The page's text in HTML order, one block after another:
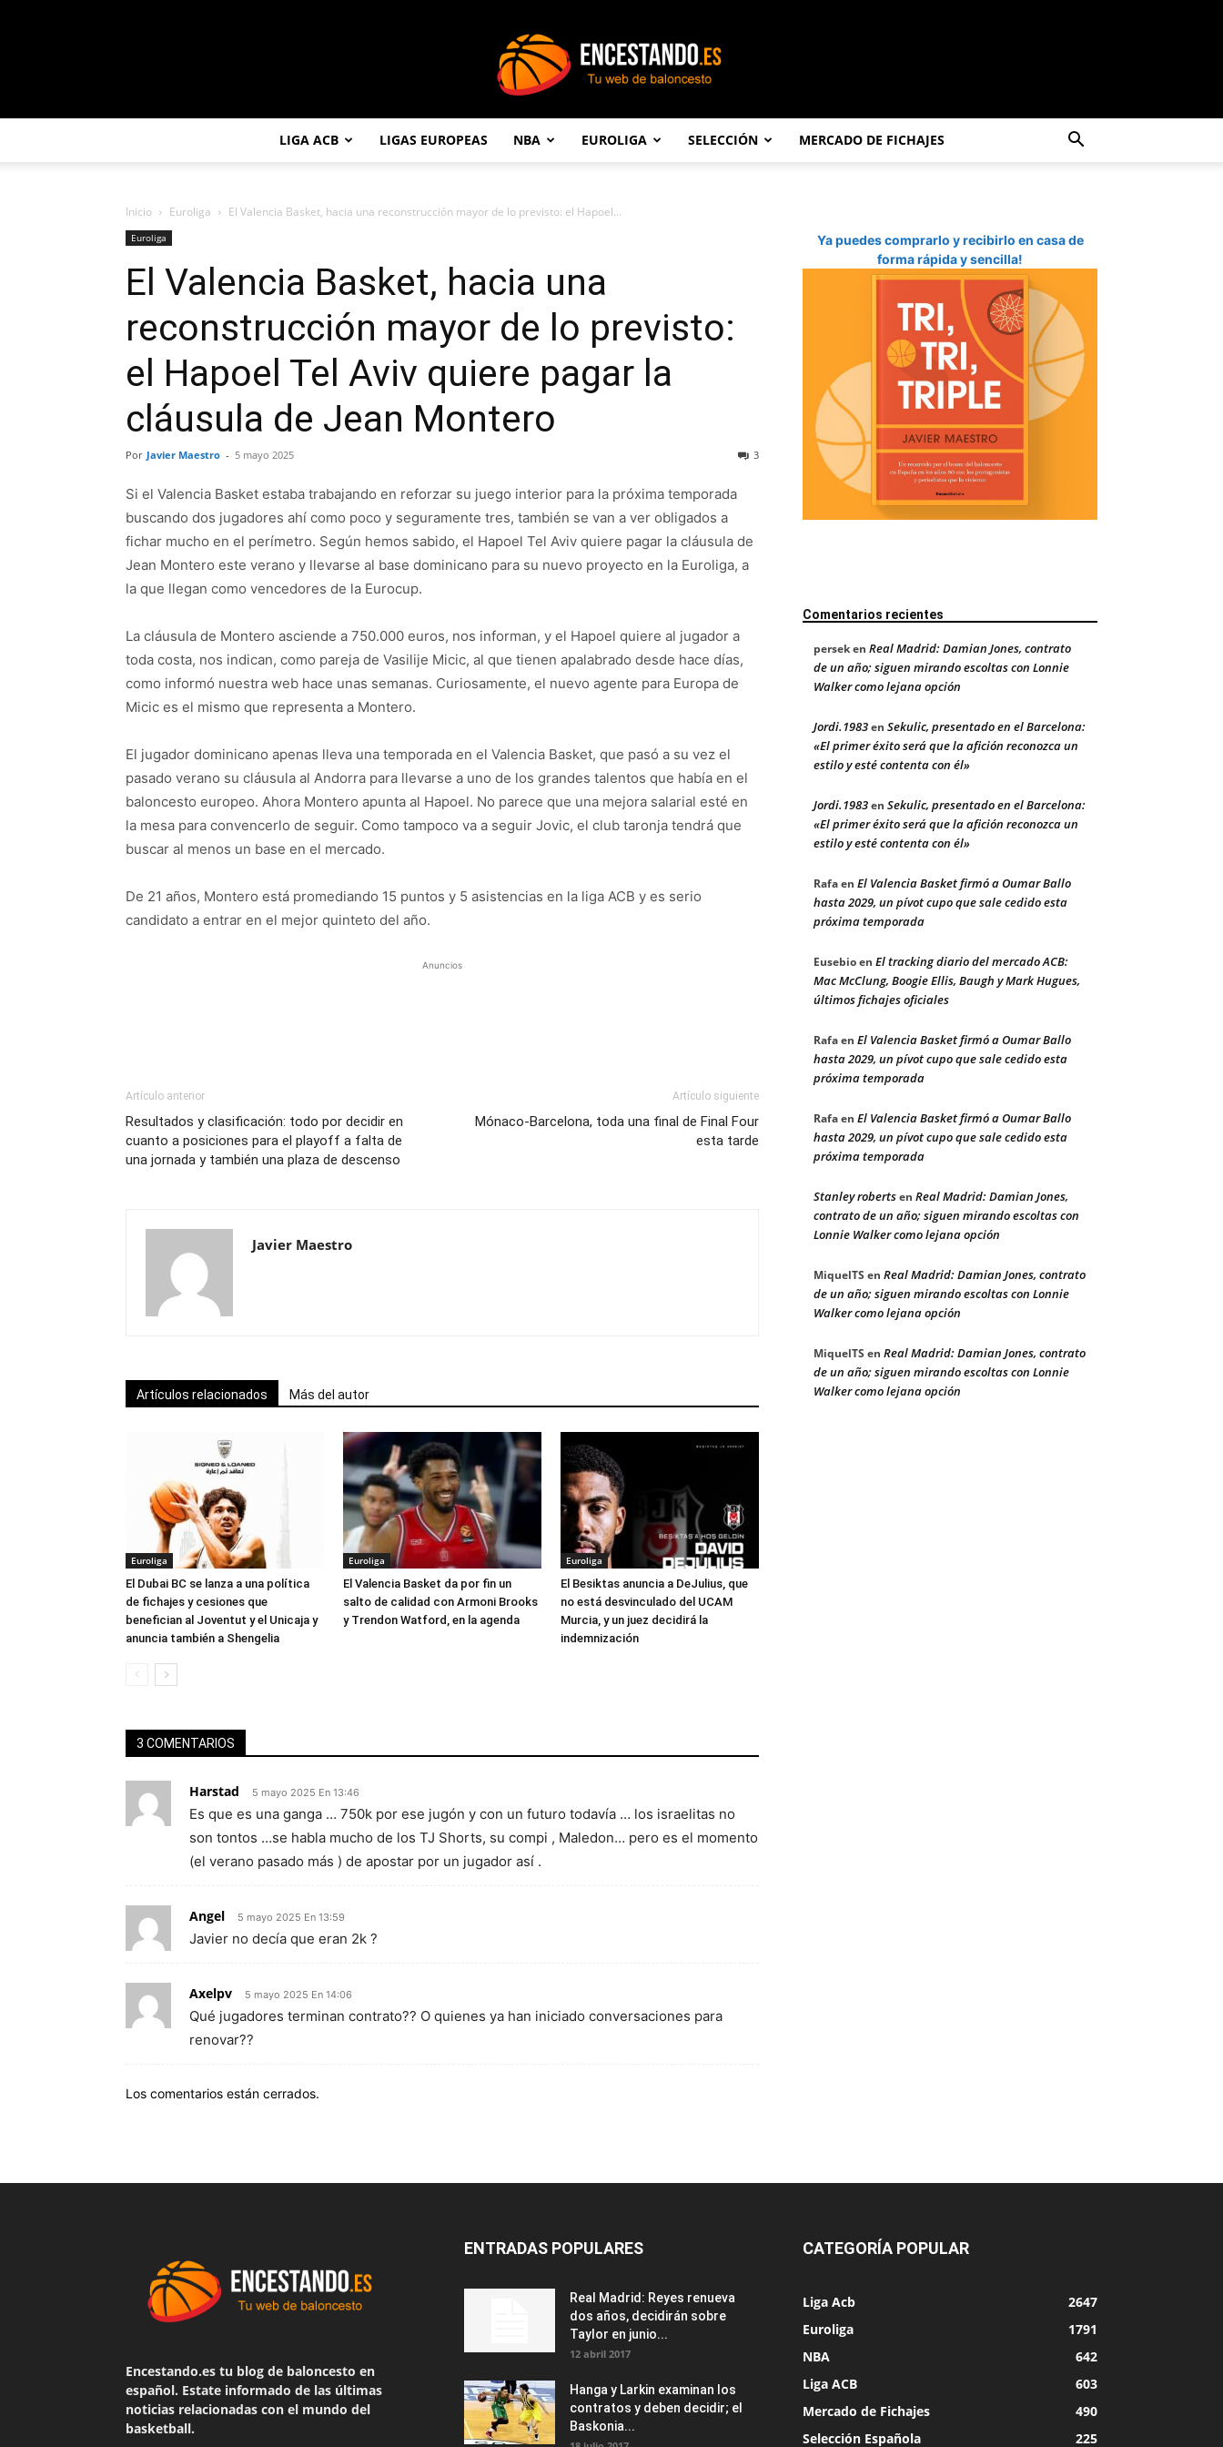
LIGA ACB LIGAS EUROPEAS NBA EUROLIGA SELECCIÓN MERCADO DE FICHAJES
Inicio Euroliga El Valencia Basket, hacia una reconstrucción mayor de lo previsto: el Hapoel...
Euroliga
El Valencia Basket, hacia una
reconstrucción mayor de lo previsto:
el Hapoel Tel Aviv quiere pagar la
cláusula de Jean Montero
Por Javier Maestro - 5 mayo 2025 3
Si el Valencia Basket estaba trabajando en reforzar su juego interior para la próxima temporada
buscando dos jugadores ahí como poco y seguramente tres, también se van a ver obligados a
fichar mucho en el perímetro. Según hemos sabido, el Hapoel Tel Aviv quiere pagar la cláusula de
Jean Montero este verano y llevarse al base dominicano para su nuevo proyecto en la Euroliga, a
la que llegan como vencedores de la Eurocup.
La cláusula de Montero asciende a 750.000 euros, nos informan, y el Hapoel quiere al jugador a
toda costa, nos indican, como pareja de Vasilije Micic, al que tienen apalabrado desde hace días,
como informó nuestra web hace unas semanas. Curiosamente, el nuevo agente para Europa de
Micic es el mismo que representa a Montero.
El jugador dominicano apenas lleva una temporada en el Valencia Basket, que pasó a su vez el
pasado verano su cláusula al Andorra para llevarse a uno de los grandes talentos que había en el
baloncesto europeo. Ahora Montero apunta al Hapoel. No parece que una mejora salarial esté en
la mesa para convencerlo de seguir. Como tampoco va a seguir Jovic, el club taronja tendrá que
buscar al menos un base en el mercado.
De 21 años, Montero está promediando 15 puntos y 5 asistencias en la liga ACB y es serio
candidato a entrar en el mejor quinteto del año.
Anuncios
Artículo anterior
Resultados y clasificación: todo por decidir en
cuanto a posiciones para el playoff a falta de
una jornada y también una plaza de descenso
Artículo siguiente
Mónaco-Barcelona, toda una final de Final Four
esta tarde
Javier Maestro
Artículos relacionados Más del autor
Euroliga
El Dubai BC se lanza a una política
de fichajes y cesiones que
benefician al Joventut y el Unicaja y
anuncia también a Shengelia
Euroliga
El Valencia Basket da por fin un
salto de calidad con Armoni Brooks
y Trendon Watford, en la agenda
Euroliga
El Besiktas anuncia a DeJulius, que
no está desvinculado del UCAM
Murcia, y un juez decidirá la
indemnización
3 COMENTARIOS
Harstad 5 mayo 2025 En 13:46
Es que es una ganga … 750k por ese jugón y con un futuro todavía … los israelitas no
son tontos …se habla mucho de los TJ Shorts, su compi , Maledon… pero es el momento
(el verano pasado más ) de apostar por un jugador así .
Angel 5 mayo 2025 En 13:59
Javier no decía que eran 2k ?
Axelpv 5 mayo 2025 En 14:06
Qué jugadores terminan contrato?? O quienes ya han iniciado conversaciones para
renovar??
Los comentarios están cerrados.
Ya puedes comprarlo y recibirlo en casa de
forma rápida y sencilla!
Comentarios recientes
perseken Real Madrid: Damian Jones, contrato
de un año; siguen mirando escoltas con Lonnie
Walker como lejana opción
Jordi.1983en Sekulic, presentado en el Barcelona:
«El primer éxito será que la afición reconozca un
estilo y esté contenta con él»
Jordi.1983en Sekulic, presentado en el Barcelona:
«El primer éxito será que la afición reconozca un
estilo y esté contenta con él»
Rafaen El Valencia Basket firmó a Oumar Ballo
hasta 2029, un pívot cupo que sale cedido esta
próxima temporada
Eusebioen El tracking diario del mercado ACB:
Mac McClung, Boogie Ellis, Baugh y Mark Hugues,
últimos fichajes oficiales
Rafaen El Valencia Basket firmó a Oumar Ballo
hasta 2029, un pívot cupo que sale cedido esta
próxima temporada
Rafaen El Valencia Basket firmó a Oumar Ballo
hasta 2029, un pívot cupo que sale cedido esta
próxima temporada
Stanley robertsen Real Madrid: Damian Jones,
contrato de un año; siguen mirando escoltas con
Lonnie Walker como lejana opción
MiquelTS en Real Madrid: Damian Jones, contrato
de un año; siguen mirando escoltas con Lonnie
Walker como lejana opción
MiquelTS en Real Madrid: Damian Jones, contrato
de un año; siguen mirando escoltas con Lonnie
Walker como lejana opción
Encestando.es tu blog de baloncesto en
español. Estate informado de las últimas
noticias relacionadas con el mundo del
basketball.
ENTRADAS POPULARES
Real Madrid: Reyes renueva
dos años, decidirán sobre
Taylor en junio...
12 abril 2017
Hanga y Larkin examinan los
contratos y deben decidir; el
Baskonia...
CATEGORÍA POPULAR
Liga Acb
2647
Euroliga
1791
NBA
642
Liga ACB
603
Mercado de Fichajes
490
Selección Española
225